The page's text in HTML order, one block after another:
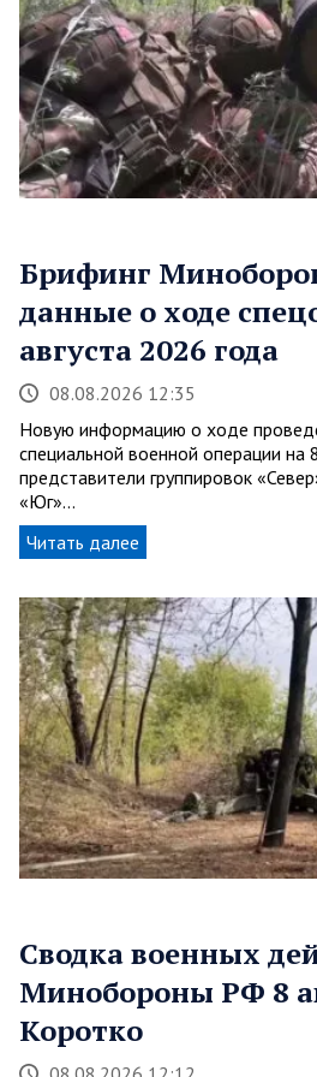
Брифинг
данные о ходе
августа 2026 года
08.08.2026 12:35
Новую информацию о ходе
специальной военной операции на
представители группировок
«Юг»…
Читать далее
Сводка военных
Минобороны РФ 8
Коротко